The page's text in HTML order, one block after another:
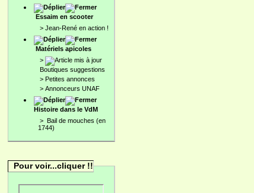
Essaim en scooter
> Jean-René en action !
Matériels apicoles
>
Boutiques suggestions
> Petites annonces
> Annonceurs UNAF
Histoire dans le VdM
> Bail de mouches (en
1744)
Pour voir...cliquer !!